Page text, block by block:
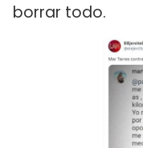
borrar todo.